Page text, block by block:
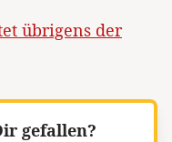
übrigens der
gefallen?